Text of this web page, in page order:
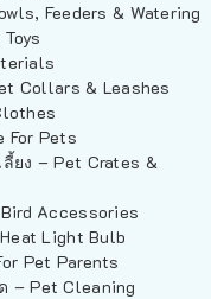
Feeders & Watering
Collars & Leashes
For Pets
ยง – Pet Crates &
Accessories
Light Bulb
Pet Parents
– Pet Cleaning